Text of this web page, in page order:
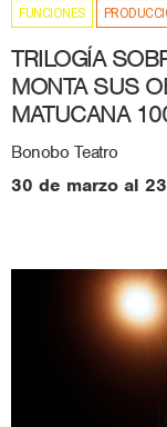
FUNCIONES
TRILOGÍA
MONTA SUS
MATUCANA
Bonobo Teatro
30 de marzo al